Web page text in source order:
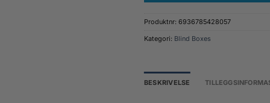
Produktnr: 6936785428057
Kategori: Blind Boxes
BESKRIVELSE